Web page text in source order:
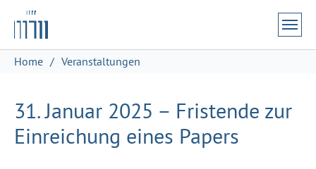
Zum Hauptinhalt springen
Skip to page footer
Sie sind hier:
Home Veranstaltungen
31. Januar 2025 – Fristende zur
Einreichung eines Papers